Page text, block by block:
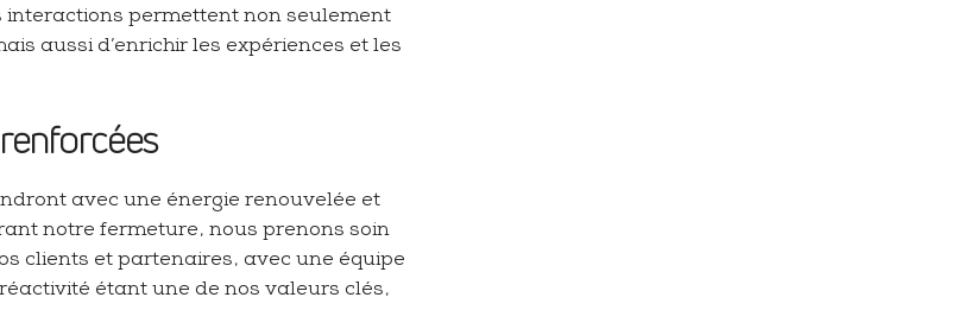
interactions permettent non seulement
aussi d’enrichir les expériences et les
avec une énergie renouvelée et
notre fermeture, nous prenons soin
clients et partenaires, avec une équipe
étant une de nos valeurs clés,